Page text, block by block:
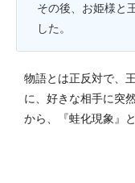
その後、お姫様と
した。
物語とは正反対で、
に、好きな相手に突
から、『蛙化現象』